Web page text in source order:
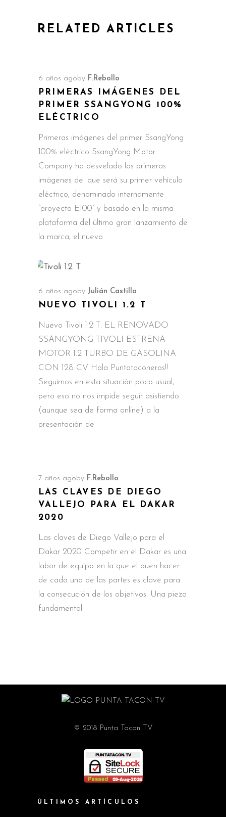
RELATED ARTICLES
6 años agoby F.Rebollo
PRIMERAS IMÁGENES DEL
PRIMER SSANGYONG 100%
ELÉCTRICO
Primeras imágenes del primer SsangYong
100% eléctrico SsangYong Motor
Company ha desvelado las primeras
imágenes del que será su primer vehículo
eléctrico, denominado internamente
“proyecto E100” y basado en la misma
plataforma del último gran lanzamiento de
la marca, el nuevo
6 años ago by Julián Castilla
NUEVO TIVOLI 1.2 T
Nuevo Tivoli 1.2 T: EL RENOVADO
SSANGYONG TIVOLI ESTRENA
MOTOR 1.2 TURBO DE GASOLINA
CON 128 CV Hola Puntataconeros!!
Seguimos en esta situación poco usual,
pero eso no nos impide seguir asistiendo
(aunque sea de forma online) a la
presentación de
7 años ago by F.Rebollo
LAS CLAVES DE DIEGO
VALLEJO PARA EL DAKAR
2020
Las claves de Diego Vallejo para el
Dakar 2020 Competir en el Dakar es una
labor de equipo en la que el buen hacer
de cada una de las partes es clave para
la consecución de los objetivos. Una pieza
fundamental
© 2018 Punta Tacon TV
ÚLTIMOS ARTÍCULOS